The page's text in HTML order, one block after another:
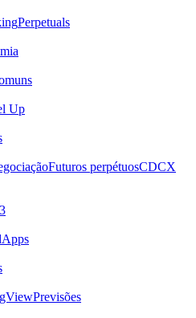
Perpetuals
Up
Futuros perpétuosCDCX
Previsões